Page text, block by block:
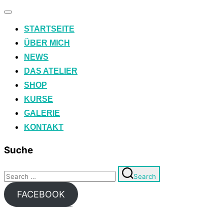
Toggle
STARTSEITE
ÜBER MICH
NEWS
DAS ATELIER
SHOP
KURSE
GALERIE
KONTAKT
Suche
Search
for:
Search
FACEBOOK